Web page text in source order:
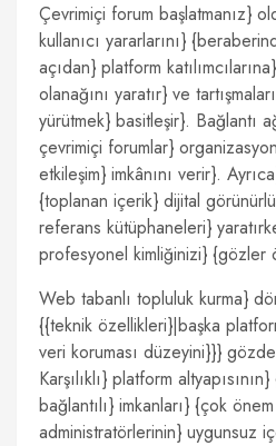
Çevrimiçi forum başlatmanız}
kullanıcı yararlarını}
açıdan} platform
olanağını yaratır} ve
yürütmek} basitleşir}. Bağlantı
çevrimiçi forumlar}
etkileşim} imkânını verir}.
{toplanan içerik} dijital
referans kütüphaneleri}
profesyonel kimliğinizi} {gözler
Web tabanlı topluluk kurma}
{{teknik özellikleri}|başka
veri koruması düzeyini}}}
Karşılıklı} platform
bağlantılı} imkanları} {çok
administratörlerinin} uygunsuz